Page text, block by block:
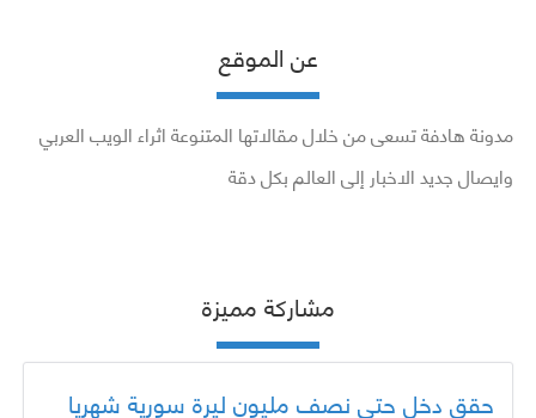
عن الموقع
مدونة هادفة تسعى من خلال مقالاتها المتنوعة اثراء الويب العربي
وايصال جديد الاخبار إلى العالم بكل دقة
مشاركة مميزة
حقق دخل حتى نصف مليون ليرة سورية شهريا